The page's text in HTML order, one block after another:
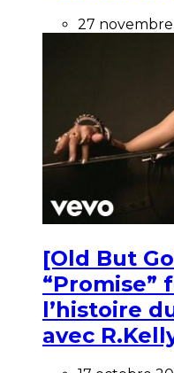
27 novembre
[Old But
“Promise”
l’histoire
avec